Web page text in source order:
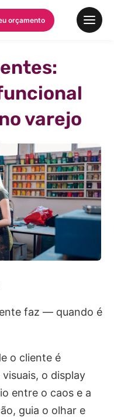
orçamento
varejo
faz — quando é
o cliente é
o display
entre o caos e a
guia o olhar e